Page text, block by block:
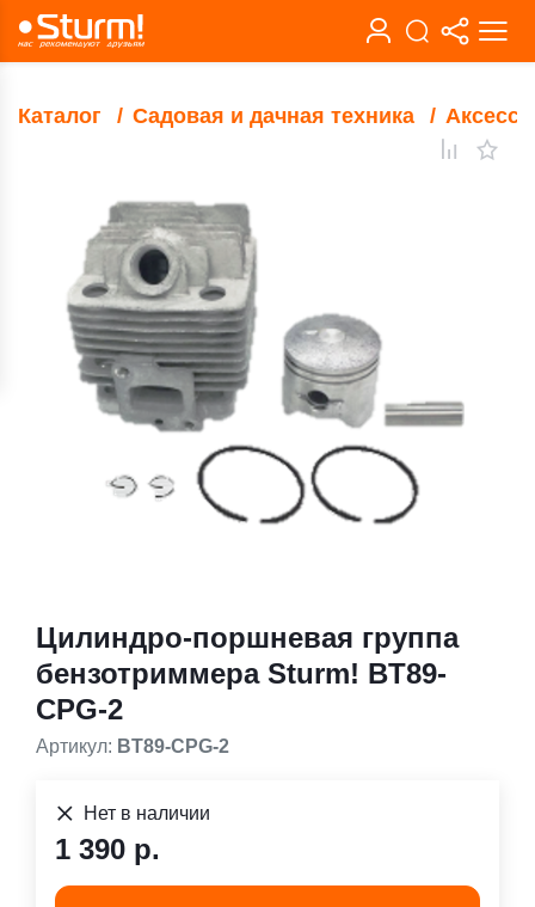
Каталог Садовая и дачная техника
Цилиндро-поршневая группа
бензотриммера Sturm! BT89-
CPG-2
Артикул: BT89-CPG-2
Нет в наличии
1 390 р.